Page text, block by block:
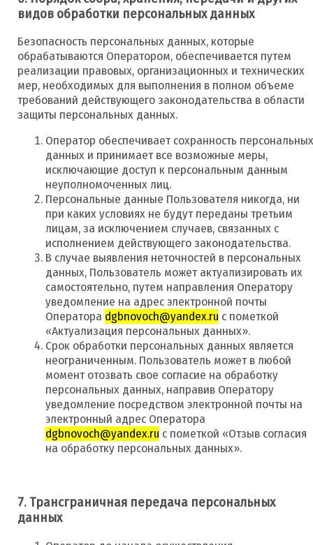
видов обработки персональных данных
Безопасность персональных данных, которые
обрабатываются Оператором, обеспечивается путем
реализации правовых, организационных и технических
мер, необходимых для выполнения в полном объеме
требований действующего законодательства в области
защиты персональных данных.
Оператор обеспечивает сохранность персональных
данных и принимает все возможные меры,
исключающие доступ к персональным данным
неуполномоченных лиц.
Персональные данные Пользователя никогда, ни
при каких условиях не будут переданы третьим
лицам, за исключением случаев, связанных с
исполнением действующего законодательства.
В случае выявления неточностей в персональных
данных, Пользователь может актуализировать их
самостоятельно, путем направления Оператору
уведомление на адрес электронной почты
Оператора dgbnovoch@yandex.ru с пометкой
«Актуализация персональных данных».
Срок обработки персональных данных является
неограниченным. Пользователь может в любой
момент отозвать свое согласие на обработку
персональных данных, направив Оператору
уведомление посредством электронной почты на
электронный адрес Оператора
dgbnovoch@yandex.ru с пометкой «Отзыв согласия
на обработку персональных данных».
7. Трансграничная передача персональных
данных